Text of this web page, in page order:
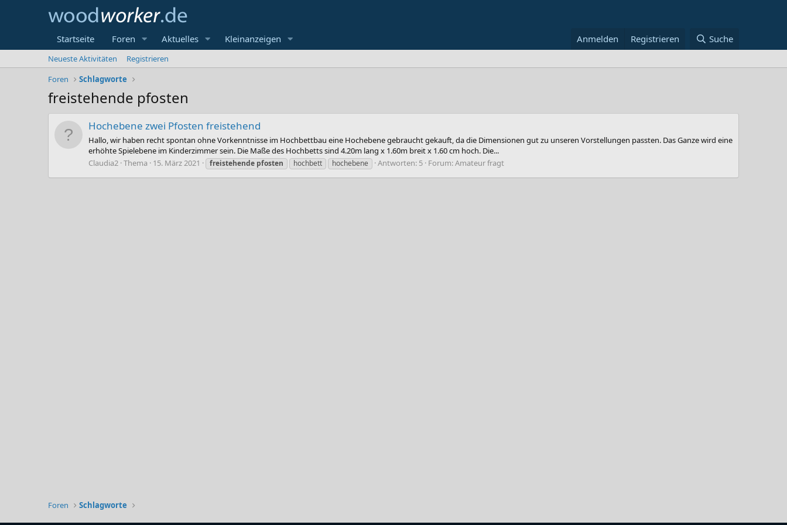
Startseite Foren Aktuelles Kleinanzeigen Anmelden Registrieren Suche
Neueste Aktivitäten
Registrieren
Foren
Schlagworte
freistehende pfosten
Hochebene zwei Pfosten freistehend
Hallo, wir haben recht spontan ohne Vorkenntnisse im Hochbettbau eine Hochebene gebraucht gekauft, da die Dimensionen gut zu unseren Vorstellungen passten. Das Ganze wird eine
erhöhte Spielebene im Kinderzimmer sein. Die Maße des Hochbetts sind 4.20m lang x 1.60m breit x 1.60 cm hoch. Die...
Claudia2 Thema 15. März 2021 freistehende pfosten hochbett hochebene Antworten: 5 Forum:Amateur fragt
Foren Schlagworte